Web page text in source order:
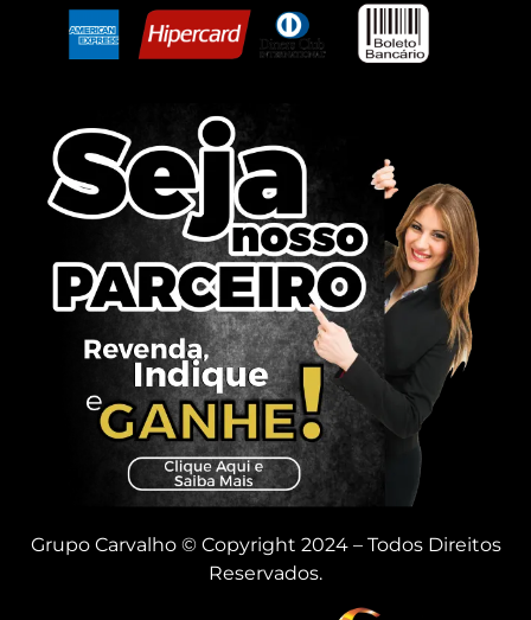
Grupo Carvalho © Copyright 2024 – Todos Direitos
Reservados.